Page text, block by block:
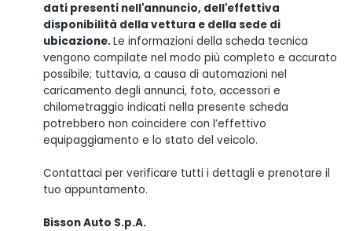
dati presenti nell'annuncio, dell'effettiva
disponibilità della vettura e della sede di
ubicazione.Le informazioni della scheda tecnica
vengono compilate nel modo più completo e accurato
possibile; tuttavia, a causa di automazioni nel
caricamento degli annunci, foto, accessori e
chilometraggio indicati nella presente scheda
potrebbero non coincidere con l’effettivo
equipaggiamento e lo stato del veicolo.
Contattaci per verificare tutti i dettagli e prenotare il
tuo appuntamento.
Bisson Auto S.p.A.